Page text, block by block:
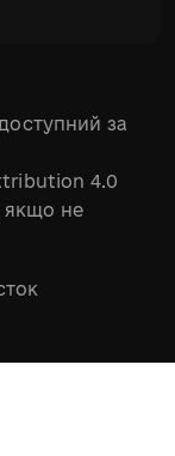
за
4.0
якщо не